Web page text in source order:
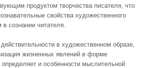
продуктом творчества писателя, что
свойства художественного
в сознании читателя.
в художественном образе,
жизненных явлений в форме
определяет и особенности мыслительной